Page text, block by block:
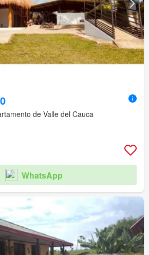
de Valle del Cauca
WhatsApp